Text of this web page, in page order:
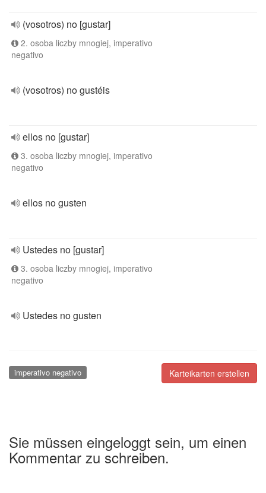
(vosotros) no [gustar]
2. osoba liczby mnogiej, imperativo
negativo
(vosotros) no gustéis
ellos no [gustar]
3. osoba liczby mnogiej, imperativo
negativo
ellos no gusten
Ustedes no [gustar]
3. osoba liczby mnogiej, imperativo
negativo
Ustedes no gusten
Karteikarten erstellen
imperativo negativo
Sie müssen eingeloggt sein, um einen
Kommentar zu schreiben.